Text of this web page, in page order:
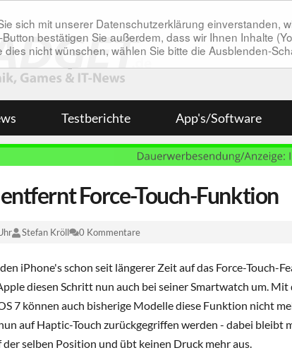
sich mit unserer Datenschutzerklärung einverstanden,
bestätigen Sie außerdem, dass wir Ihnen Inhalte
nicht wünschen, wählen Sie bitte die Ausblenden-
Testberichte App's/Software
Force-Touch-Funktion
Stefan Kröll 0 Kommentare
iPhone's schon seit längerer Zeit auf das Force-Touch-
diesen Schritt nun auch bei seiner Smartwatch um. Mit
7 können auch bisherige Modelle diese Funktion nicht
auf Haptic-Touch zurückgegriffen werden - dabei bleibt
der selben Position und übt keinen Druck mehr aus.